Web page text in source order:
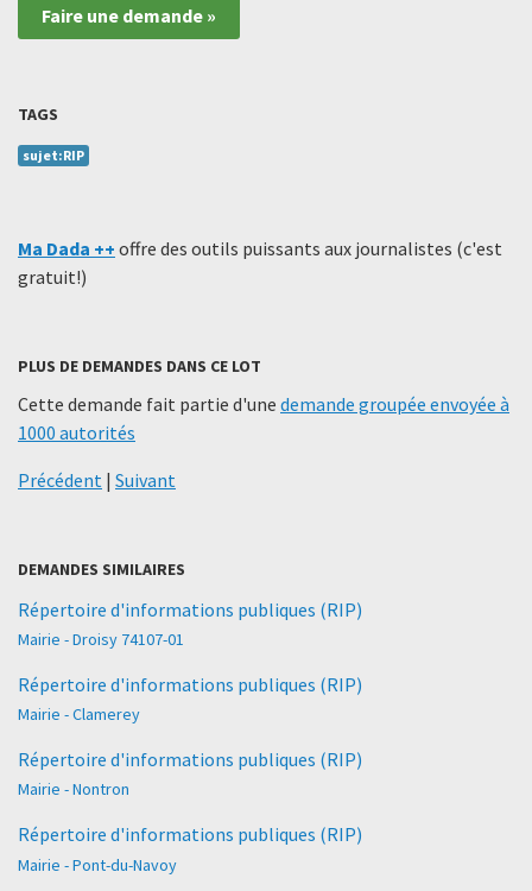
Faire une demande »
TAGS
sujet:RIP
Ma Dada ++ offre des outils puissants aux journalistes (c'est
gratuit!)
PLUS DE DEMANDES DANS CE LOT
Cette demande fait partie d'une demande groupée envoyée à
1000 autorités
Précédent | Suivant
DEMANDES SIMILAIRES
Répertoire d'informations publiques (RIP)
Mairie - Droisy 74107-01
Répertoire d'informations publiques (RIP)
Mairie - Clamerey
Répertoire d'informations publiques (RIP)
Mairie - Nontron
Répertoire d'informations publiques (RIP)
Mairie - Pont-du-Navoy